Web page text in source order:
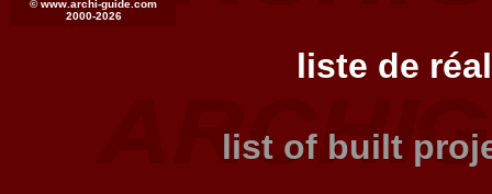
© www.archi-guide.com
2000-2026
liste de
list of built